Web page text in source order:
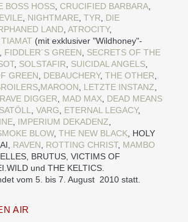
BOSS HOSS CRUCIFIED BARBARA
EVILE NIGHTMARE TYR
DIE
LAND ATROCITY,
TIAMAT (mit exklusiver "Wildhoney"-
FIDDLER´S GREEN
SECRETS OF THE
, SOLSTAFIR SUICIDAL ANGELS
GREEN DEBAUCHERY, THE OTHER
MAROON LETZTE INSTANZ
DIGGER MAD MAX DEAD MEANS
VARG ETERNAL LEGACY,
IMPERIUM DEKADENZ
BLOW, THE NEW BLACK , HOLY
RAVEN ROTTING CHRIST, MAMBO
BRUTUS, VICTIMS OF
und THE KELTICS.
vom 5. bis 7. August 2010 statt.
AIR